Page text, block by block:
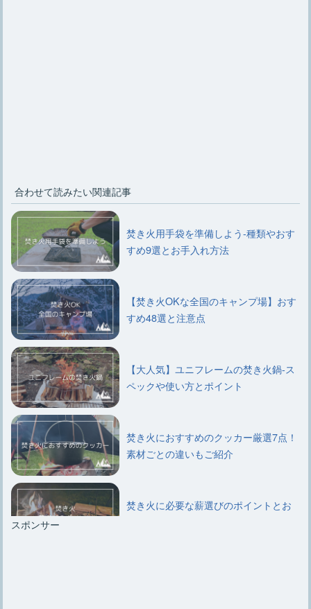
合わせて読みたい関連記事
焚き火用手袋を準備しよう-種類やおす
すめ9選とお手入れ方法
【焚き火OKな全国のキャンプ場】おす
すめ48選と注意点
【大人気】ユニフレームの焚き火鍋-ス
ペックや使い方とポイント
焚き火におすすめのクッカー厳選7点！
素材ごとの違いもご紹介
焚き火に必要な薪選びのポイントとお
スポンサー